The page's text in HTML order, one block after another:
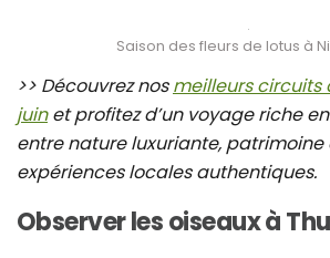
Saison des fleurs de lotus à
>> Découvrez nosmeilleurs circuits
juinet profitez d’un voyage riche
entre nature luxuriante, patrimoine
expériences locales authentiques.
Observer les oiseaux à